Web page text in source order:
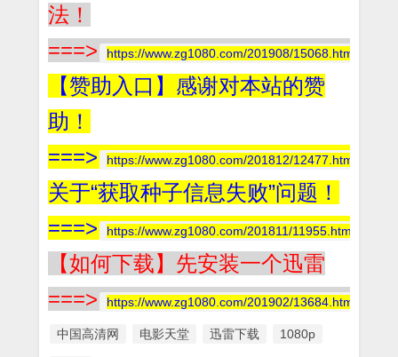
法！
===>
https://www.zg1080.com/201908/15068.html
【赞助入口】感谢对本站的赞
助！
===>
https://www.zg1080.com/201812/12477.html
关于“获取种子信息失败”问题！
===>
https://www.zg1080.com/201811/11955.html
【如何下载】先安装一个迅雷
===>
https://www.zg1080.com/201902/13684.html
中国高清网 电影天堂 迅雷下载 1080p